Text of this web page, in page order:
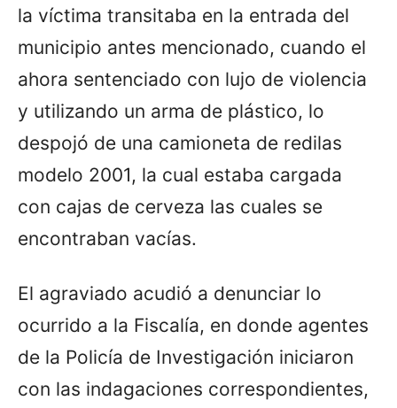
la víctima transitaba en la entrada del
municipio antes mencionado, cuando el
ahora sentenciado con lujo de violencia
y utilizando un arma de plástico, lo
despojó de una camioneta de redilas
modelo 2001, la cual estaba cargada
con cajas de cerveza las cuales se
encontraban vacías.
El agraviado acudió a denunciar lo
ocurrido a la Fiscalía, en donde agentes
de la Policía de Investigación iniciaron
con las indagaciones correspondientes,